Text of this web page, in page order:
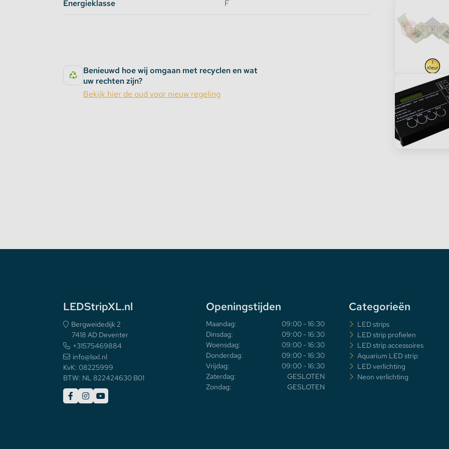
Energieklasse F
Benieuwd hoe wij omgaan met recyclen en wat
uw rechten zijn?
Bekijk hier de oud voor nieuw regeling
LEDStripXL.nl
Bergweidedijk 2
7418 AD Deventer
+31575469884
info@lsxl.nl
KvK: 08225999
BTW: NL 822424630 B01
Openingstijden
Maandag:
09:00 - 16:30
Dinsdag:
09:00 - 16:30
Woensdag:
09:00 - 16:30
Donderdag:
09:00 - 16:30
Vrijdag:
09:00 - 16:30
Zaterdag:
GESLOTEN
Zondag:
GESLOTEN
Categorieën
LED strips
LED strip profielen
LED strip accessoires
Aquarium LED strip
LED verlichting
Neon verlichting